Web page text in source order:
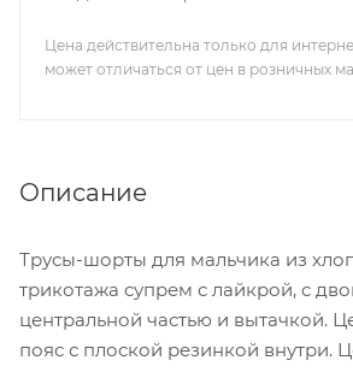
Цена действительна только для
может отличаться от цен в розничных
Описание
Трусы-шорты для мальчика из
трикотажа супрем с лайкрой, с
центральной частью и вытачкой.
пояс с плоской резинкой внутри.